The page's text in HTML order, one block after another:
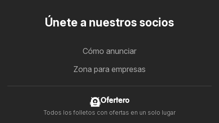
Únete a nuestros socios
Cómo anunciar
Zona para empresas
Ofertero
Todos los folletos con ofertas en un solo lugar